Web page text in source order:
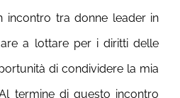
incontro tra donne leader in
a lottare per i diritti delle
di condividere la mia
termine di questo incontro